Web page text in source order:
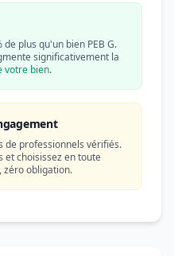
de plus qu'un bien PEB G.
significativement la
votre bien.
de professionnels vérifiés.
et choisissez en toute
zéro obligation.